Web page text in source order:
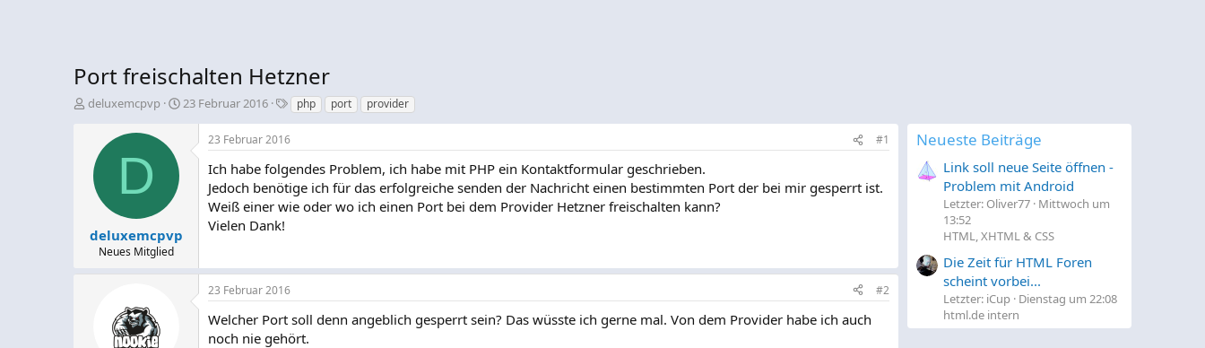
Port freischalten Hetzner
E
r
deluxemcpvp
E
23 Februar 2016
S
c
l
a
g
w
o
php port provider
D
deluxemcpvp
Neues Mitglied
23 Februar 2016 #1
Ich habe folgendes Problem, ich habe mit PHP ein Kontaktformular geschrieben.
Jedoch benötige ich für das erfolgreiche senden der Nachricht einen bestimmten Port der bei mir gesperrt ist.
Weiß einer wie oder wo ich einen Port bei dem Provider Hetzner freischalten kann?
Vielen Dank!
23 Februar 2016 #2
Welcher Port soll denn angeblich gesperrt sein? Das wüsste ich gerne mal. Von dem Provider habe ich auch
noch nie gehört.
Neueste Beiträge
Link soll neue Seite öffnen -
Problem mit Android
Letzter: Oliver77 Mittwoch um
13:52
HTML, XHTML & CSS
Die Zeit für HTML Foren
scheint vorbei...
Letzter: iCup Dienstag um 22:08
html.de intern